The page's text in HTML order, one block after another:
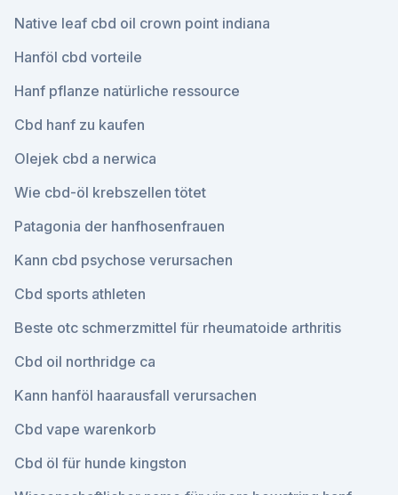
Native leaf cbd oil crown point indiana
Hanföl cbd vorteile
Hanf pflanze natürliche ressource
Cbd hanf zu kaufen
Olejek cbd a nerwica
Wie cbd-öl krebszellen tötet
Patagonia der hanfhosenfrauen
Kann cbd psychose verursachen
Cbd sports athleten
Beste otc schmerzmittel für rheumatoide arthritis
Cbd oil northridge ca
Kann hanföl haarausfall verursachen
Cbd vape warenkorb
Cbd öl für hunde kingston